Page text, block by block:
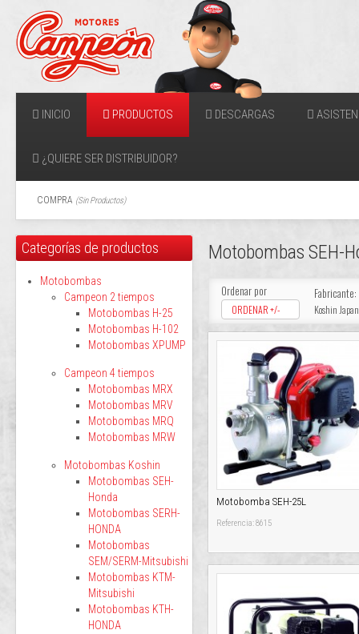
INICIO PRODUCTOS DESCARGAS
¿QUIERE SER DISTRIBUIDOR?
COMPRA (Sin Productos)
Motobombas SEH-
Ordenar por
ORDENAR +/-
Fabricante:
Koshin Japan
Motobomba SEH-25L
Referencia: 8615
Categorías de productos
Motobombas
Campeon 2 tiempos
Motobombas H-25
Motobombas H-102
Motobombas XPUMP
Campeon 4 tiempos
Motobombas MRX
Motobombas MRV
Motobombas MRQ
Motobombas MRW
Motobombas Koshin
Motobombas SEH-
Honda
Motobombas SERH-
HONDA
Motobombas
SEM/SERM-Mitsubishi
Motobombas KTM-
Mitsubishi
Motobombas KTH-
HONDA